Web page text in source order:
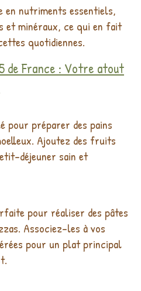
nutriments essentiels,
et minéraux, ce qui en fait
quotidiennes.
de France : Votre atout
pour préparer des pains
Ajoutez des fruits
déjeuner sain et
pour réaliser des pâtes
Associez-les à vos
pour un plat principal